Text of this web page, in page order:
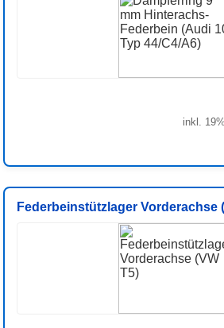
inkl.
Federbeinstützlager Vorderachse